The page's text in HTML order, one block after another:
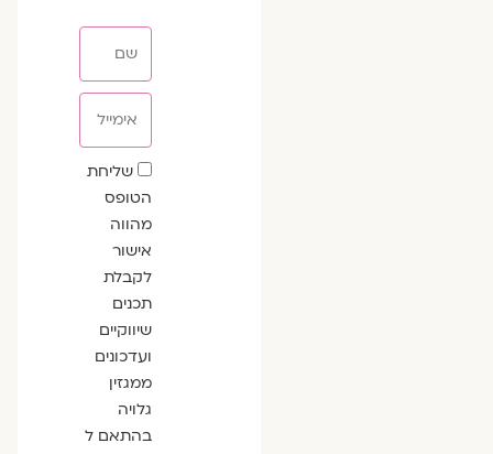
שדה
הסכמה
שליחת
הטופס
מהווה
אישור
לקבלת
תכנים
שיווקיים
ועדכונים
ממגזין
גלויה
בהתאם ל